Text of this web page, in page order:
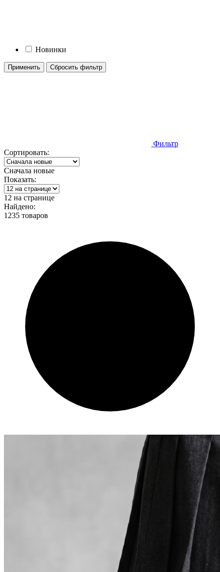
Новинки
Применить Сбросить фильтр
Фильтр
Сортировать:
Сначала новые
Показать:
12 на странице
Найдено:
1235 товаров